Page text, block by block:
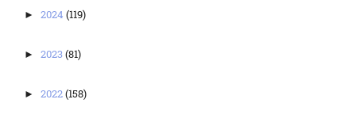
► 2024 (119)
► 2023(81)
► 2022(158)